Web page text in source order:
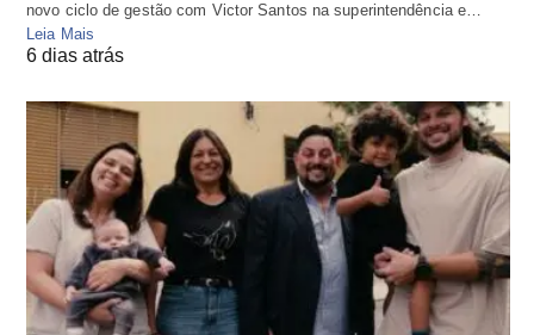
novo ciclo de gestão com Victor Santos na superintendência e…
Leia Mais
6 dias atrás